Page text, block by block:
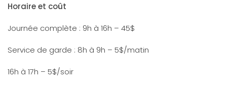
Horaire et coût
Journée complète : 9h à 16h – 45$
Service de garde : 8h à 9h – 5$/matin
16h à 17h – 5$/soir